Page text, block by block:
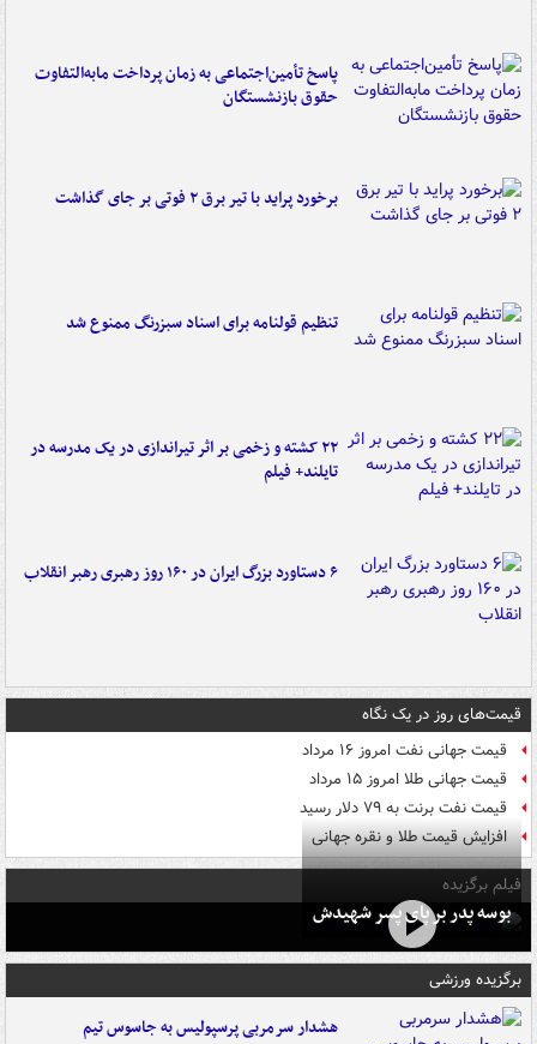
پاسخ تأمین‌اجتماعی به زمان پرداخت مابه‌التفاوت
حقوق بازنشستگان
برخورد پراید با تیر برق ۲ فوتی بر جای گذاشت
تنظیم قولنامه برای اسناد سبزرنگ ممنوع شد
۲۲ کشته و زخمی بر اثر تیراندازی در یک مدرسه در
تایلند+ فیلم
۶ دستاورد بزرگ ایران در ۱۶۰ روز رهبری رهبر انقلاب
قیمت‌های روز در یک نگاه
قیمت جهانی نفت امروز ۱۶ مرداد
قیمت جهانی طلا امروز ۱۵ مرداد
قیمت نفت برنت به ۷۹ دلار رسید
افزایش قیمت طلا و نقره جهانی
فیلم برگزیده
بوسه‌ پدر بر پای پسر شهیدش
برگزیده ورزشی
هشدار سرمربی پرسپولیس به جاسوس تیم